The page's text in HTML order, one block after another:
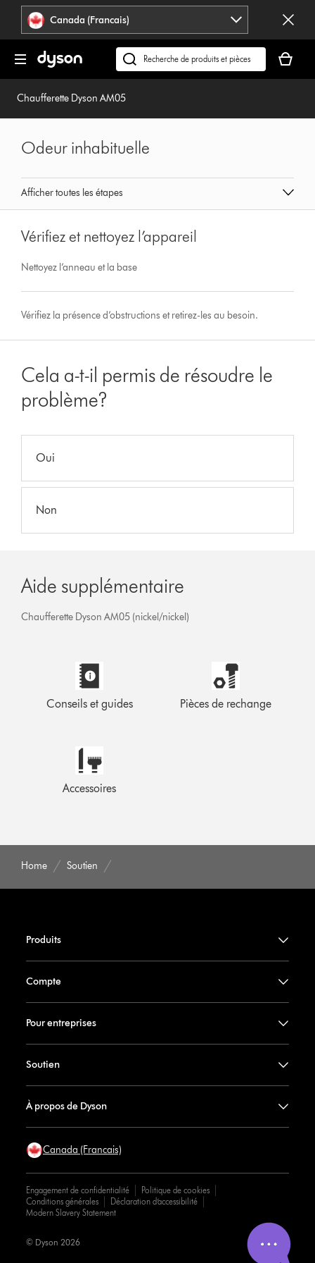
Veuillez
ou
appuyer
pour
navigation.
Déclaration
relative
à
l’accessibilité
Canada (Francais)
Recherchez
des
produits
du
notre
panier
est
Chaufferette Dyson AM05
Afficher toutes les étapes
Odeur inhabituelle
Vérifiez et nettoyez l’appareil
Nettoyez l’anneau et la base
Vérifiez la présence d’obstructions et retirez-les au besoin.
Cela a-t-il permis de résoudre le
problème?
Oui
Non
Aide supplémentaire
Chaufferette Dyson AM05 (nickel/nickel)
Conseils et guides Pièces de rechange
Accessoires
Home Soutien
Produits
Compte
Pour entreprises
Soutien
À propos de Dyson
Canada (Francais)
Engagement de confidentialité
Politique de cookies
Conditions générales
Déclaration d’accessibilité
Modern Slavery Statement
© Dyson 2026